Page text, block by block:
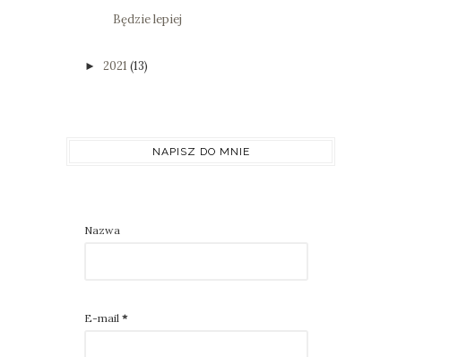
Będzie lepiej
► 2021 (13)
NAPISZ DO MNIE
Nazwa
E-mail *